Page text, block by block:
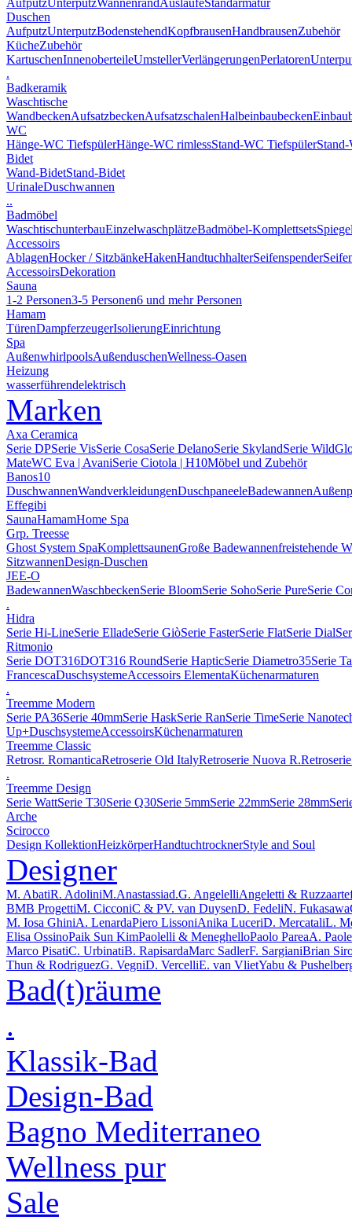
Duschen
AufputzUnterputzBodenstehendKopfbrausenHandbrausenZubehör
KücheZubehör
KartuschenInnenoberteileUmstellerVerlängerungenPerlatoren
.
Badkeramik
Waschtische
WandbeckenAufsatzbeckenAufsatzschalenHalbeinbaubecken
WC
Hänge-WC TiefspülerHänge-WC rimlessStand-WC Tiefspüler
Bidet
Wand-BidetStand-Bidet
UrinaleDuschwannen
..
Badmöbel
WaschtischunterbauEinzelwaschplätzeBadmöbel-Komplettsets
Accessoirs
AblagenHocker / SitzbänkeHakenHandtuchhalterSeifenspender
AccessoirsDekoration
Sauna
1-2 Personen3-5 Personen6 und mehr Personen
Hamam
TürenDampferzeugerIsolierungEinrichtung
Spa
AußenwhirlpoolsAußenduschenWellness-Oasen
Heizung
wasserführendelektrisch
Marken
Axa Ceramica
Serie DPSerie VisSerie CosaSerie DelanoSerie SkylandSerie Wild
MateWC Eva | AvaniSerie Ciotola | H10Möbel und Zubehör
Banos10
DuschwannenWandverkleidungenDuschpaneeleBadewannen
Effegibi
SaunaHamamHome Spa
Grp. Treesse
Ghost System SpaKomplettsaunenGroße Badewannenfreistehende
SitzwannenDesign-Duschen
JEE-O
BadewannenWaschbeckenSerie BloomSerie SohoSerie PureSerie
.
Hidra
Serie Hi-LineSerie ElladeSerie GiòSerie FasterSerie FlatSerie Dial
Ritmonio
Serie DOT316DOT316 RoundSerie HapticSerie Diametro35Serie
FrancescaDuschsystemeAccessoirs ElementaKüchenarmaturen
.
Treemme Modern
Serie PA36Serie 40mmSerie HaskSerie RanSerie TimeSerie
Up+DuschsystemeAccessoirsKüchenarmaturen
Treemme Classic
Retrosr. RomanticaRetroserie Old ItalyRetroserie Nuova R.
.
Treemme Design
Serie WattSerie T30Serie Q30Serie 5mmSerie 22mmSerie 28mm
Arche
Scirocco
Design KollektionHeizkörperHandtuchtrocknerStyle and Soul
Designer
M. AbatiR. AdoliniM.Anastassiad.G. AngelelliAngeletti & Ruzza
BMB ProgettiM. CicconiC & PV. van DuysenD. FedeliN. Fukasawa
M. Iosa GhiniA. LenardaPiero LissoniAnika LuceriD. MercataliL.
Elisa OssinoPaik Sun KimPaolelli & MeneghelloPaolo PareaA.
Marco PisatiC. UrbinatiB. RapisardaMarc SadlerF. SargianiBrian
Thun & RodriguezG. VegniD. VercelliE. van VlietYabu &
Bad(t)räume
.
Klassik-Bad
Design-Bad
Bagno Mediterraneo
Wellness pur
Sale